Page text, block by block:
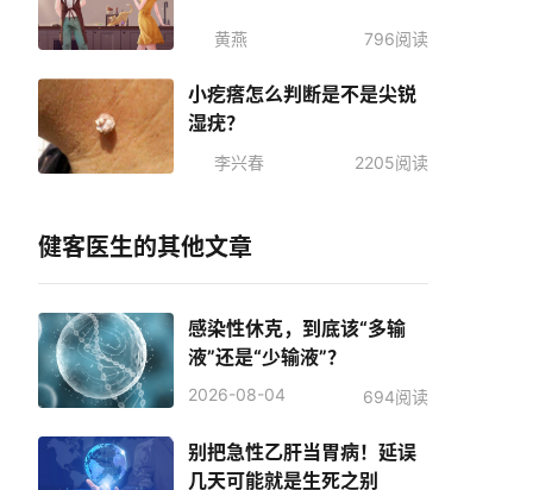
黄燕 796阅读
小疙瘩怎么判断是不是尖锐
湿疣？
李兴春 2205阅读
健客医生的其他文章
感染性休克，到底该“多输
液”还是“少输液”？
2026-08-04 694阅读
别把急性乙肝当胃病！延误
几天可能就是生死之别